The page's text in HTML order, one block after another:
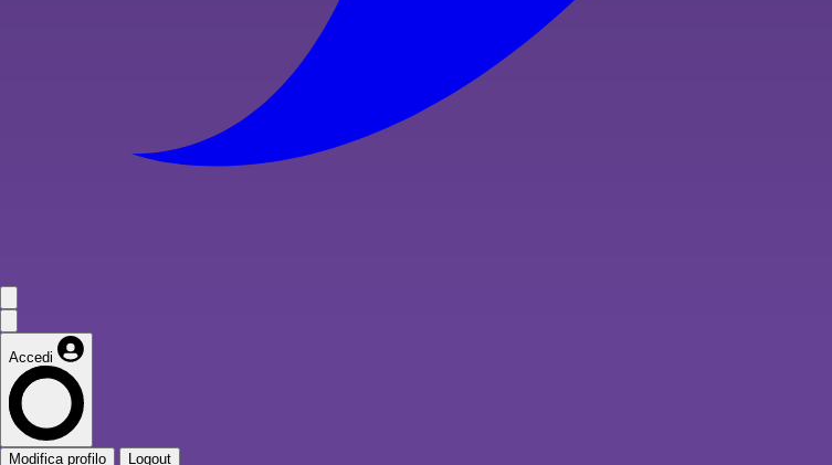
Accedi
Modifica profilo Logout